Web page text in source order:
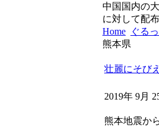
中国国内の
に対して配
Home
ぐる
熊本県
壮麗にそび
2019年 9月
熊本地震か